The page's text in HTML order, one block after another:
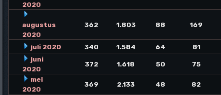
2020
augustus
2020
362 1.803 88 169
juli 2020 340 1.584 64
81
juni
2020
372 1.618 50
75
mei
2020
369 2.133 48
82